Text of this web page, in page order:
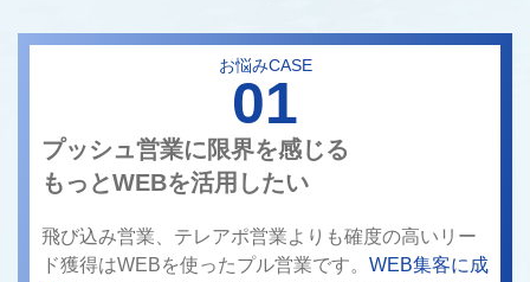
お悩みCASE
01
プッシュ営業に限界を感じる
もっとWEBを活用したい
飛び込み営業、テレアポ営業よりも確度の高いリー
ド獲得はWEBを使ったプル営業です。 WEB集客に成